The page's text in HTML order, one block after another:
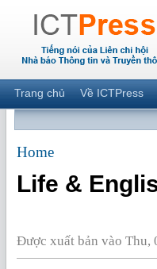
Trang chủ Về ICTPress
Home
Life &
Được xuất bản vào Thu,